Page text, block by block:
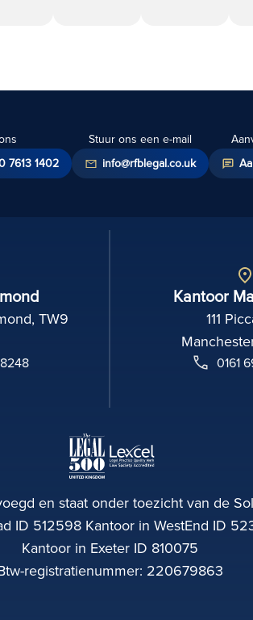
7613 1402
Stuur ons een e-mail
info@rfblegal.co.uk
TW9
Kantoor
111
0161
en staat onder toezicht van de
ID 512598 Kantoor in WestEnd ID
Kantoor in Exeter ID 810075
registratienummer: 220679863